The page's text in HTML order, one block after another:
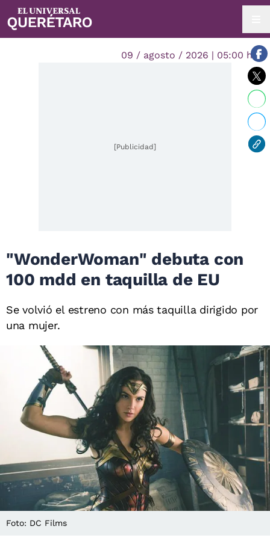
09 / agosto / 2026 | 05:00 hrs.
[Publicidad]
"WonderWoman" debuta con
100 mdd en taquilla de EU
Se volvió el estreno con más taquilla dirigido por
una mujer.
Foto: DC Films